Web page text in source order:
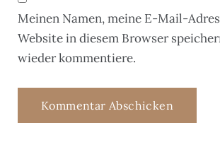
Meinen Namen, meine E-Mail-
Website in diesem Browser
wieder kommentiere.